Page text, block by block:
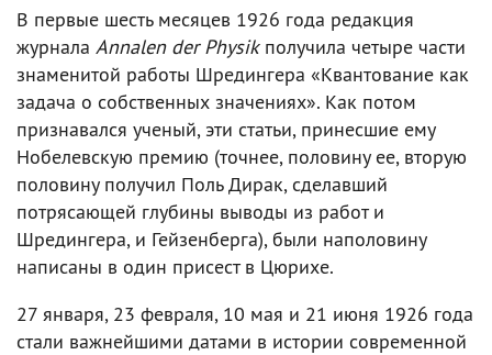
В первые шесть месяцев 1926 года редакция
журнала Annalen der Physikполучила четыре части
знаменитой работы Шредингера «Квантование как
задача о собственных значениях». Как потом
признавался ученый, эти статьи, принесшие ему
Нобелевскую премию (точнее, половину ее, вторую
половину получил Поль Дирак, сделавший
потрясающей глубины выводы из работ и
Шредингера, и Гейзенберга), были наполовину
написаны в один присест в Цюрихе.
27 января, 23 февраля, 10 мая и 21 июня 1926 года
стали важнейшими датами в истории современной